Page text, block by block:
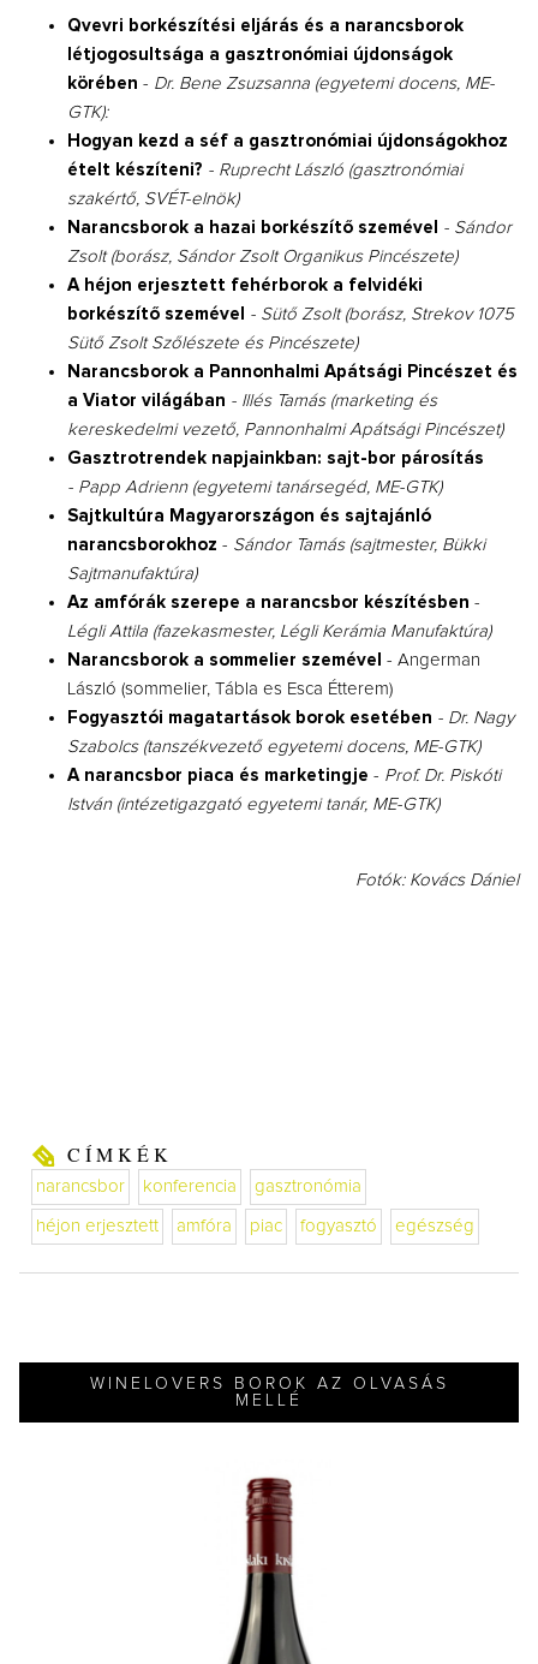
Qvevri borkészítési eljárás és a narancsborok
létjogosultsága a gasztronómiai újdonságok
körében - Dr. Bene Zsuzsanna (egyetemi docens, ME-
GTK):
Hogyan kezd a séf a gasztronómiai újdonságokhoz
ételt készíteni? - Ruprecht László (gasztronómiai
szakértő, SVÉT-elnök)
Narancsborok a hazai borkészítő szemével - Sándor
Zsolt (borász, Sándor Zsolt Organikus Pincészete)
A héjon erjesztett fehérborok a felvidéki
borkészítő szemével
- Sütő Zsolt (borász, Strekov 1075
Sütő Zsolt Szőlészete és Pincészete)
Narancsborok a Pannonhalmi Apátsági Pincészet és
a Viator világában - Illés Tamás (marketing és
kereskedelmi vezető, Pannonhalmi Apátsági Pincészet)
Gasztrotrendek napjainkban: sajt-bor párosítás
- Papp Adrienn (egyetemi tanársegéd, ME-GTK)
Sajtkultúra Magyarországon és sajtajánló
narancsborokhoz - Sándor Tamás (sajtmester, Bükki
Sajtmanufaktúra)
Az amfórák szerepe a narancsbor készítésben -
Légli Attila (fazekasmester, Légli Kerámia Manufaktúra)
Narancsborok a sommelier szemével - Angerman
László (sommelier, Tábla es Esca Étterem)
Fogyasztói magatartások borok esetében - Dr. Nagy
Szabolcs (tanszékvezető egyetemi docens, ME-GTK)
A narancsbor piaca és marketingje - Prof. Dr. Piskóti
István (intézetigazgató egyetemi tanár, ME-GTK)
Fotók: Kovács Dániel
CÍMKÉK
narancsbor konferencia gasztronómia
héjon erjesztett amfóra piac fogyasztó egészség
WINELOVERS BOROK AZ OLVASÁS
MELLÉ